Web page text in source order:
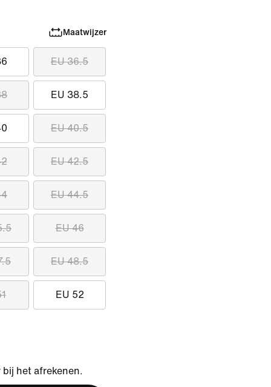
Maatwijzer
EU 36.5
EU 38.5
EU 40.5
EU 42.5
EU 44.5
EU 46
EU 48.5
EU 52
het afrekenen.